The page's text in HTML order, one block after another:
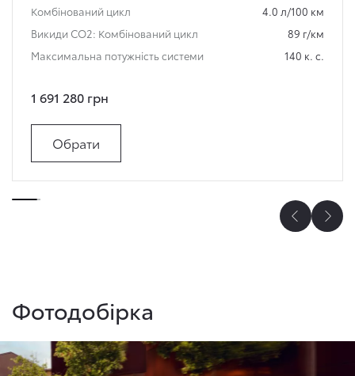
Комбінований цикл
4.0 л/100 км
Викиди СО2: Комбінований цикл
89 г/км
Максимальна потужність системи
140 к. с.
1 691 280 грн
Обрати
Фотодобірка